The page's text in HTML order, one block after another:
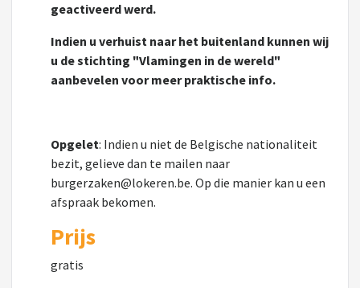
geactiveerd werd.
Indien u verhuist naar het buitenland kunnen wij
u de stichting "Vlamingen in de wereld"
aanbevelen voor meer praktische info.
Opgelet: Indien u niet de Belgische nationaliteit
bezit, gelieve dan te mailen naar
burgerzaken@lokeren.be. Op die manier kan u een
afspraak bekomen.
Prijs
gratis